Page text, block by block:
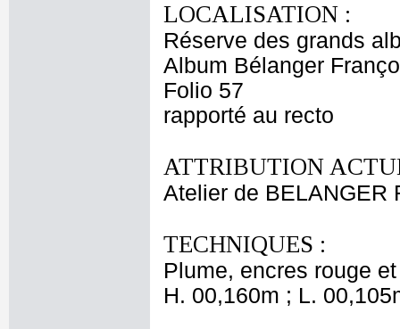
LOCALISATION :
Réserve des grands
Album Bélanger
Folio 57
rapporté au recto
ATTRIBUTION
Atelier de BELANGER
TECHNIQUES :
Plume, encres rouge
H. 00,160m ; L.